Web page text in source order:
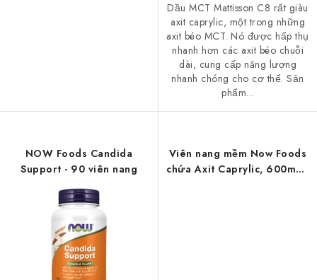
Dầu MCT Mattisson C8 rất giàu
axit caprylic, một trong những
axit béo MCT. Nó được hấp thụ
nhanh hơn các axit béo chuỗi
dài, cung cấp năng lượng
nhanh chóng cho cơ thể. Sản
phẩm...
NOW Foods Candida
Support - 90 viên nang
Viên nang mềm Now Foods
chứa Axit Caprylic, 600mg -